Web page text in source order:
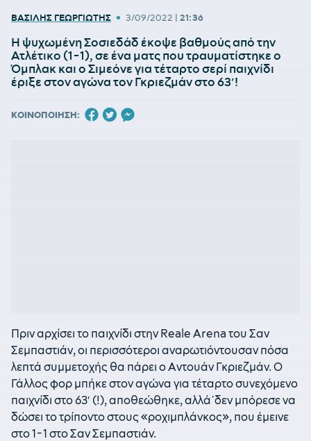
ΒΑΣΙΛΗΣ ΓΕΩΡΓΙΩΤΗΣ • 3/09/2022 | 21:36
Η ψυχωμένη Σοσιεδάδ έκοψε βαθμούς από την
Ατλέτικο (1-1), σε ένα ματς που τραυματίστηκε ο
Όμπλακ και ο Σιμεόνε για τέταρτο σερί παιχνίδι
έριξε στον αγώνα τον Γκριεζμάν στο 63′!
ΚΟΙΝΟΠΟΙΗΣΗ:
Πριν αρχίσει το παιχνίδι στην Reale Arena του Σαν
Σεμπαστιάν, οι περισσότεροι αναρωτιόντουσαν πόσα
λεπτά συμμετοχής θα πάρει ο Αντουάν Γκριεζμάν. Ο
Γάλλος φορ μπήκε στον αγώνα για τέταρτο συνεχόμενο
παιχνίδι στο 63′ (!), αποθεώθηκε, αλλά΄δεν μπόρεσε να
δώσει το τρίποντο στους «ροχιμπλάνκος», που έμεινε
στο 1-1 στο Σαν Σεμπαστιάν.